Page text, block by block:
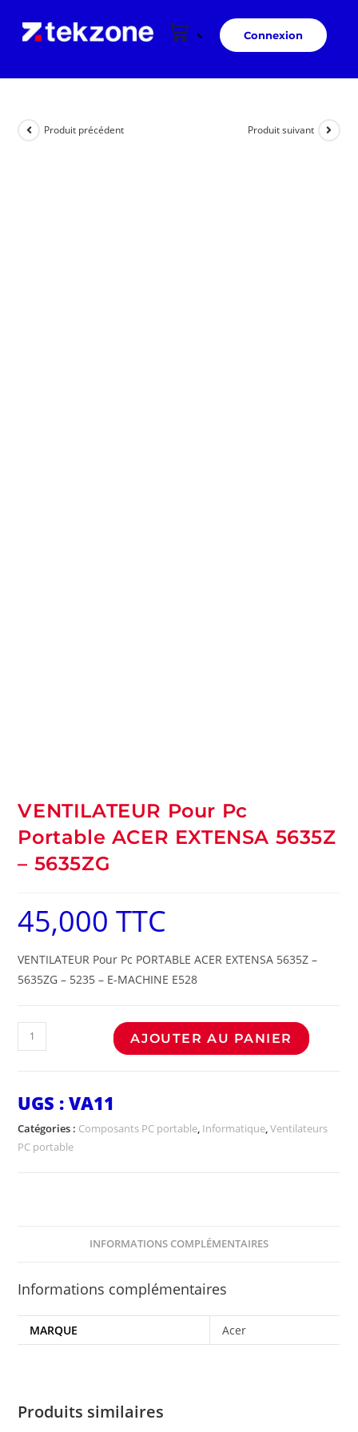
Connexion
Produit précédent Produit suivant
VENTILATEUR Pour Pc
Portable ACER EXTENSA 5635Z
– 5635ZG
45,000TTC
VENTILATEUR Pour Pc PORTABLE ACER EXTENSA 5635Z –
5635ZG – 5235 – E-MACHINE E528
AJOUTER AU PANIER
UGS :VA11
Catégories : Composants PC portable, Informatique,Ventilateurs
PC portable
INFORMATIONS COMPLÉMENTAIRES
Informations complémentaires
MARQUE Acer
Produits similaires